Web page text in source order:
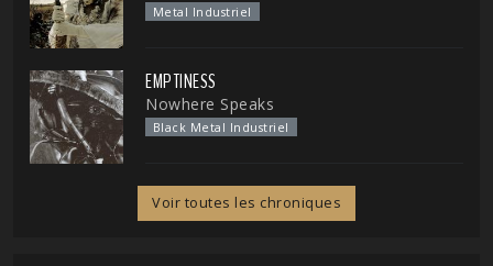
Metal Industriel
EMPTINESS
Nowhere Speaks
Black Metal Industriel
Voir toutes les chroniques